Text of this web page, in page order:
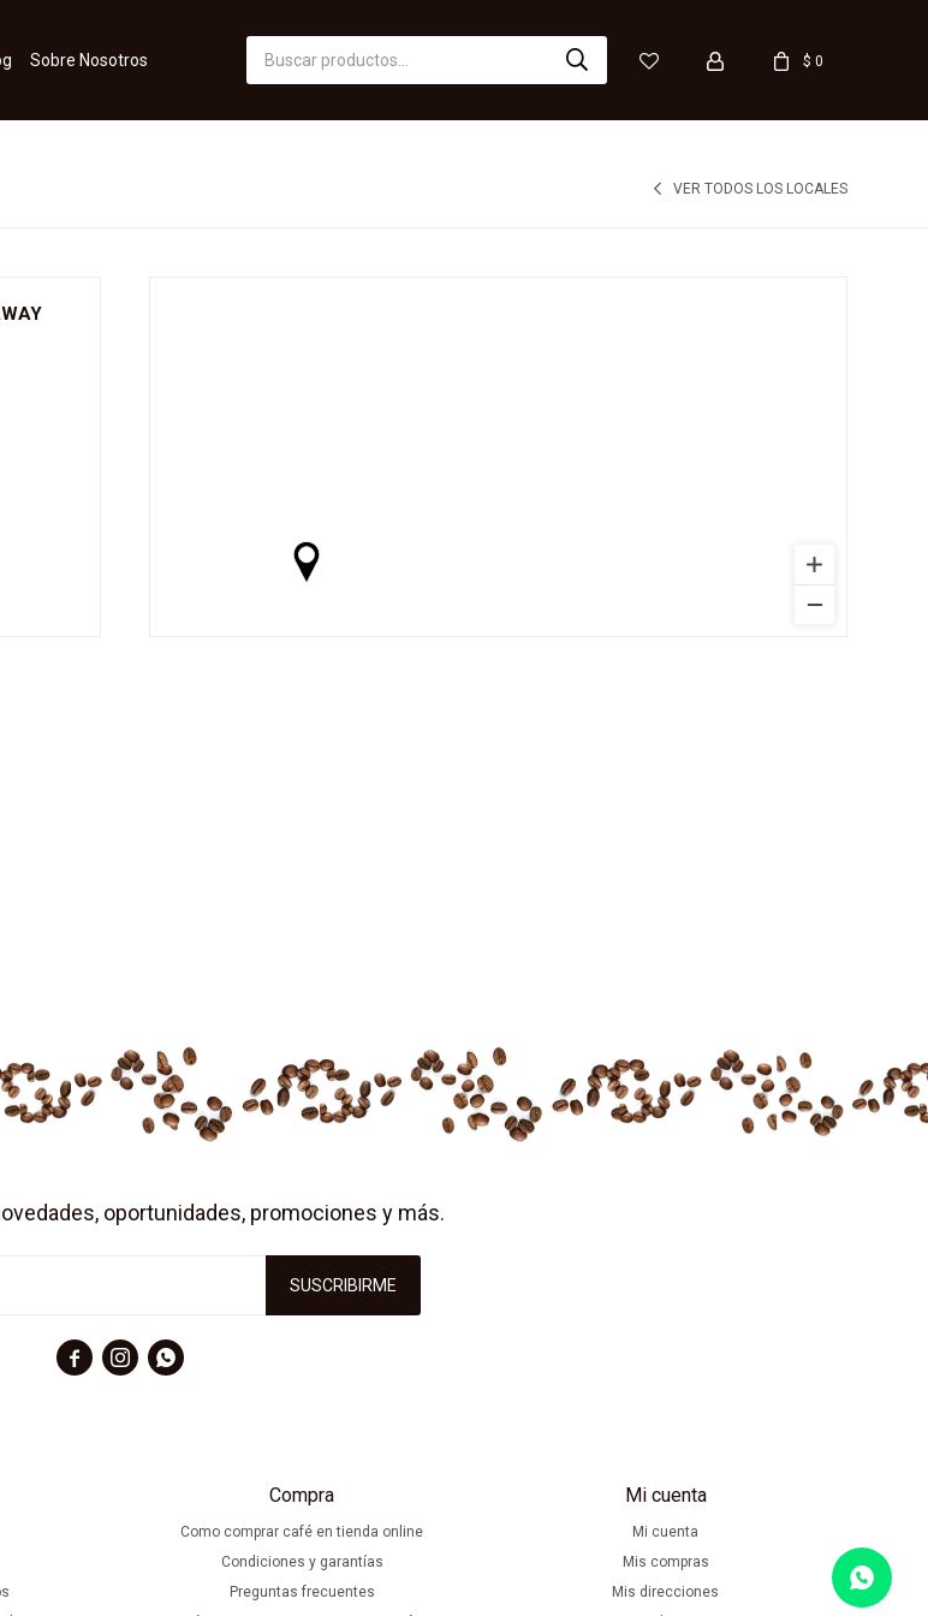
Sobre Nosotros $ 0
VER TODOS LOS LOCALES
Compra
Como comprar café en tienda online
Condiciones y garantías
Preguntas frecuentes
Mi cuenta
Mi cuenta
Mis compras
Mis direcciones
oportunidades, promociones y más.
SUSCRIBIRME
  